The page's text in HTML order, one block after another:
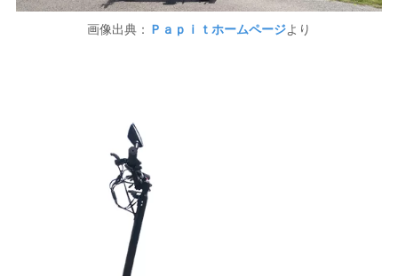
画像出典： Ｐａｐｉｔホームページより